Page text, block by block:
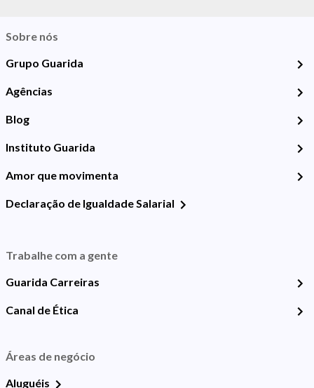
Sobre nós
Grupo Guarida
Agências
Blog
Instituto Guarida
Amor que movimenta
Declaração de Igualdade Salarial
Trabalhe com a gente
Guarida Carreiras
Canal de Ética
Áreas de negócio
Aluguéis